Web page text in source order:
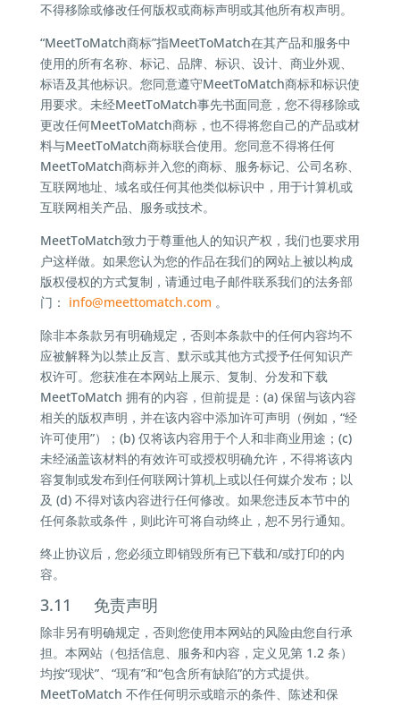
不得移除或修改任何版权或商标声明或其他所有权声明。
“MeetToMatch商标”指MeetToMatch在其产品和服务中
使用的所有名称、标记、品牌、标识、设计、商业外观、
标语及其他标识。您同意遵守MeetToMatch商标和标识使
用要求。未经MeetToMatch事先书面同意，您不得移除或
更改任何MeetToMatch商标，也不得将您自己的产品或材
料与MeetToMatch商标联合使用。您同意不得将任何
MeetToMatch商标并入您的商标、服务标记、公司名称、
互联网地址、域名或任何其他类似标识中，用于计算机或
互联网相关产品、服务或技术。
MeetToMatch致力于尊重他人的知识产权，我们也要求用
户这样做。如果您认为您的作品在我们的网站上被以构成
版权侵权的方式复制，请通过电子邮件联系我们的法务部
门： info@meettomatch.com 。
除非本条款另有明确规定，否则本条款中的任何内容均不
应被解释为以禁止反言、默示或其他方式授予任何知识产
权许可。您获准在本网站上展示、复制、分发和下载
MeetToMatch 拥有的内容，但前提是：(a) 保留与该内容
相关的版权声明，并在该内容中添加许可声明（例如，“经
许可使用”）；(b) 仅将该内容用于个人和非商业用途；(c)
未经涵盖该材料的有效许可或授权明确允许，不得将该内
容复制或发布到任何联网计算机上或以任何媒介发布；以
及 (d) 不得对该内容进行任何修改。如果您违反本节中的
任何条款或条件，则此许可将自动终止，恕不另行通知。
终止协议后，您必须立即销毁所有已下载和/或打印的内
容。
3.11 免责声明
除非另有明确规定，否则您使用本网站的风险由您自行承
担。本网站（包括信息、服务和内容，定义见第 1.2 条）
均按“现状”、“现有”和“包含所有缺陷”的方式提供。
MeetToMatch 不作任何明示或暗示的条件、陈述和保